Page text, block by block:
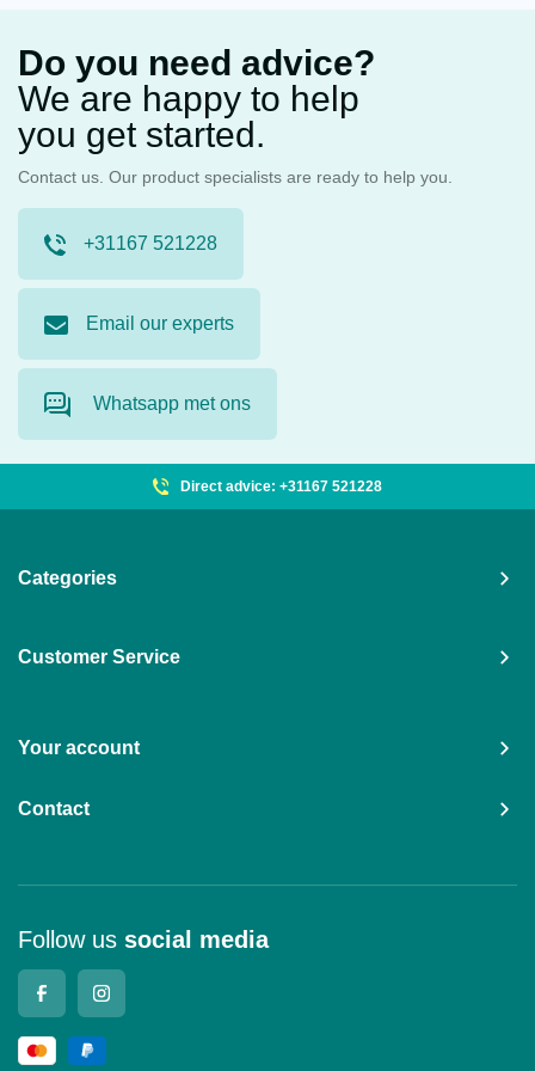
Do you need advice?
We are happy to help
you get started.
Contact us. Our product specialists are ready to help you.
+31167 521228
Email our experts
Whatsapp met ons
Direct advice: +31167 521228
Categories
Customer Service
Your account
Contact
Follow us social media